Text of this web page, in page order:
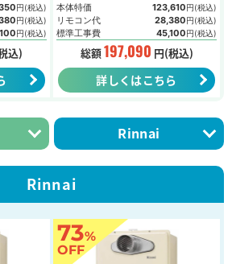
円(税込)
円(税込)
円(税込)
込)
本体特価 123,610円(税込)
リモコン代 28,380円(税込)
標準工事費 45,100円(税込)
総額197,090 円(税込)
詳しくはこちら
Rinnai
Rinnai
73%
OFF